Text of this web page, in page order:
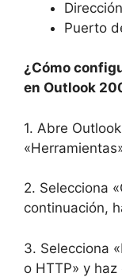
Puerto
¿Cómo
en Outlook
1. Abre
2. Selecciona
continuación,
3. Selecciona
o HTTP» y